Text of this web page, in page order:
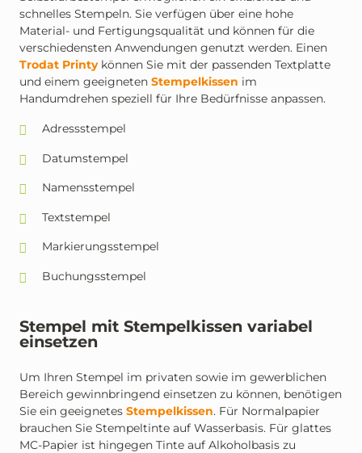
schnelles Stempeln. Sie verfügen über eine hohe
Material- und Fertigungsqualität und können für die
verschiedensten Anwendungen genutzt werden. Einen
Trodat Printykönnen Sie mit der passenden Textplatte
und einem geeigneten Stempelkissen im
Handumdrehen speziell für Ihre Bedürfnisse anpassen.
Adressstempel
Datumstempel
Namensstempel
Textstempel
Markierungsstempel
Buchungsstempel
Stempel mit Stempelkissen variabel
einsetzen
Um Ihren Stempel im privaten sowie im gewerblichen
Bereich gewinnbringend einsetzen zu können, benötigen
Sie ein geeignetes Stempelkissen. Für Normalpapier
brauchen Sie Stempeltinte auf Wasserbasis. Für glattes
MC-Papier ist hingegen Tinte auf Alkoholbasis zu